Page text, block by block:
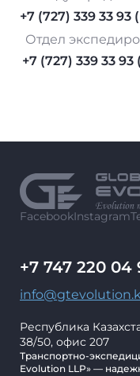
+7 (727) 339 33 93
Отдел
+7 (727) 339 33 93
FacebookInstagram
Транспортно-
Evolution LLP» —
+7 747 220 04
Республика
38/50, офис 207